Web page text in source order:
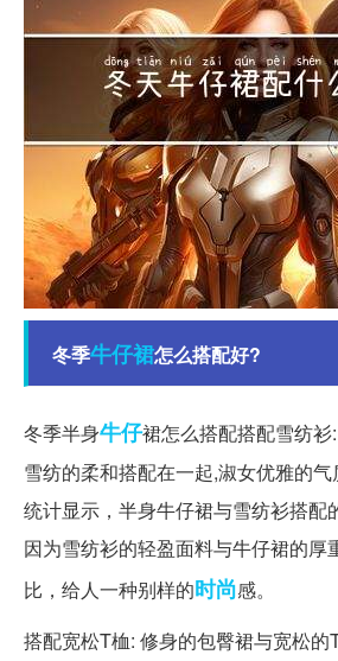
冬季牛仔裙怎么搭配好?
冬季半身牛仔裙怎么搭配搭配雪纺
雪纺的柔和搭配在一起,淑女优雅的
统计显示，半身牛仔裙与雪纺衫搭配
因为雪纺衫的轻盈面料与牛仔裙的厚
比，给人一种别样的时尚感。
搭配宽松T桖: 修身的包臀裙与宽松